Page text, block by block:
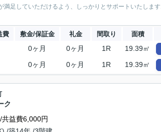
足していただけるよう、しっかりとサポートいたしま
費 敷金/保証金 礼金 間取り 面積
0ヶ月 0ヶ月 1R 19.39㎡
0ヶ月 0ヶ月 1R 19.39㎡
ク
共益費6,000円